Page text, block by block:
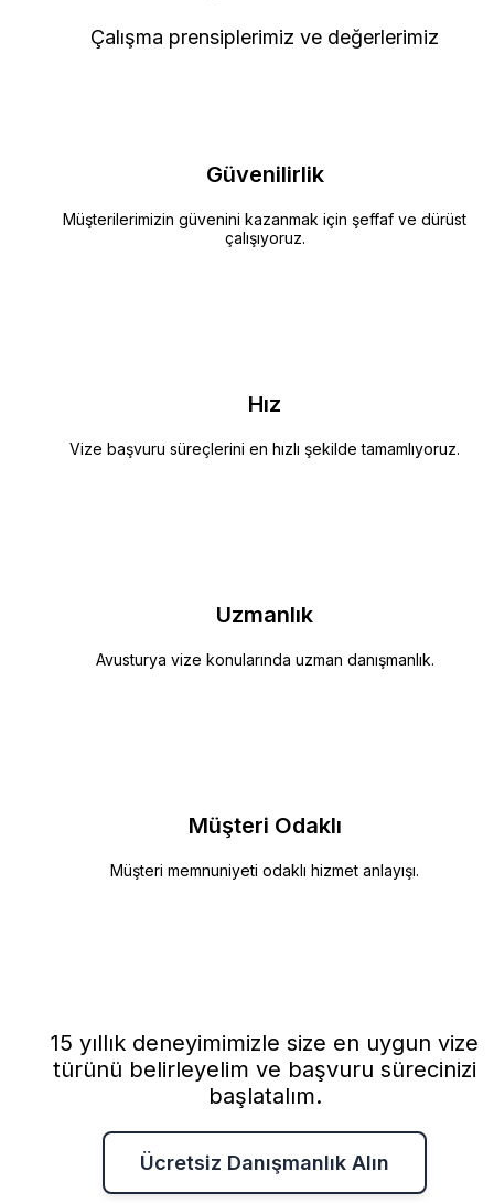
Çalışma prensiplerimiz ve değerlerimiz
Güvenilirlik
Müşterilerimizin güvenini kazanmak için şeffaf ve dürüst
çalışıyoruz.
Hız
Vize başvuru süreçlerini en hızlı şekilde tamamlıyoruz.
Uzmanlık
Avusturya vize konularında uzman danışmanlık.
Müşteri Odaklı
Müşteri memnuniyeti odaklı hizmet anlayışı.
15 yıllık deneyimimizle size en uygun vize
türünü belirleyelim ve başvuru sürecinizi
başlatalım.
Ücretsiz Danışmanlık Alın